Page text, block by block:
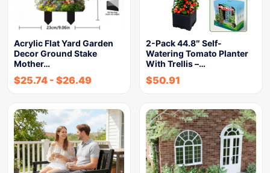
Acrylic Flat Yard Garden
Decor Ground Stake
Mother…
$25.74 - $26.49
2-Pack 44.8″ Self-
Watering Tomato Planter
With Trellis –…
$50.91